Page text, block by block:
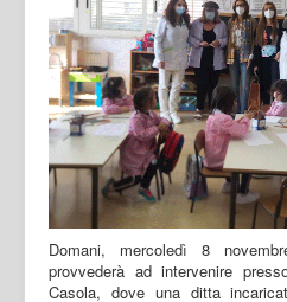
Domani, mercoledì 8
provvederà ad intervenire
Casola, dove una ditta